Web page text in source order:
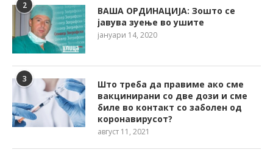
2
ВАША ОРДИНАЦИЈА: Зошто се
јавува зуење во ушите
јануари 14, 2020
3
Што треба да правиме ако сме
вакцинирани со две дози и сме
биле во контакт со заболен од
коронавирусот?
август 11, 2021